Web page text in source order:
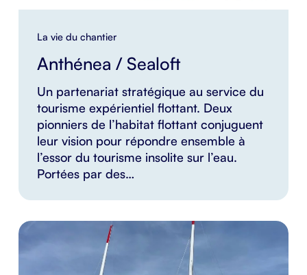
La vie du chantier
Anthénea / Sealoft
Un partenariat stratégique au service du
tourisme expérientiel flottant. Deux
pionniers de l’habitat flottant conjuguent
leur vision pour répondre ensemble à
l’essor du tourisme insolite sur l’eau.
Portées par des…